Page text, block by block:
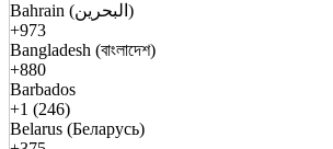
Bahrain (البحرين)
+973
Bangladesh (বাংলাদেশ)
+880
Barbados
+1 (246)
Belarus (Беларусь)